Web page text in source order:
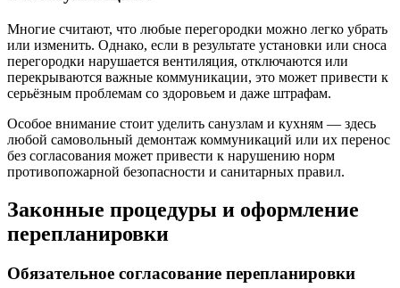
Многие считают, что любые перегородки можно легко убрать
или изменить. Однако, если в результате установки или сноса
перегородки нарушается вентиляция, отключаются или
перекрываются важные коммуникации, это может привести к
серьёзным проблемам со здоровьем и даже штрафам.
Особое внимание стоит уделить санузлам и кухням — здесь
любой самовольный демонтаж коммуникаций или их перенос
без согласования может привести к нарушению норм
противопожарной безопасности и санитарных правил.
Законные процедуры и оформление
перепланировки
Обязательное согласование перепланировки